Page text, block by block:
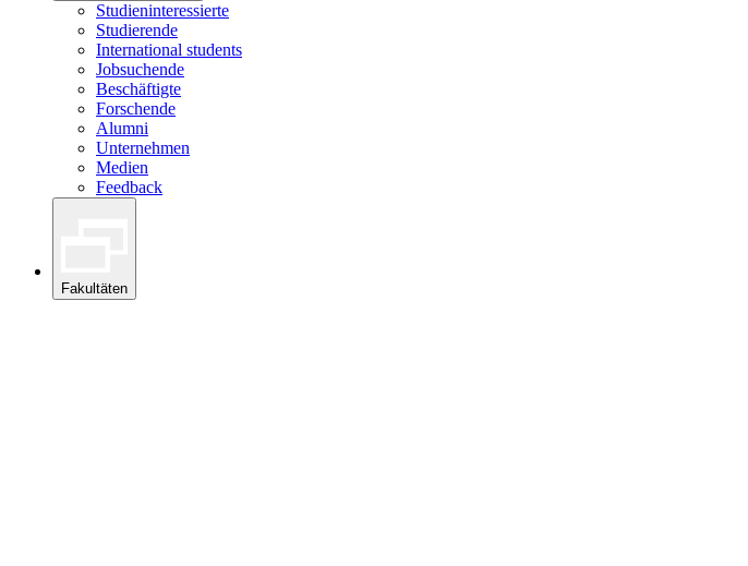
Studieninteressierte
Studierende
International students
Jobsuchende
Beschäftigte
Forschende
Alumni
Unternehmen
Medien
Feedback
Fakultäten